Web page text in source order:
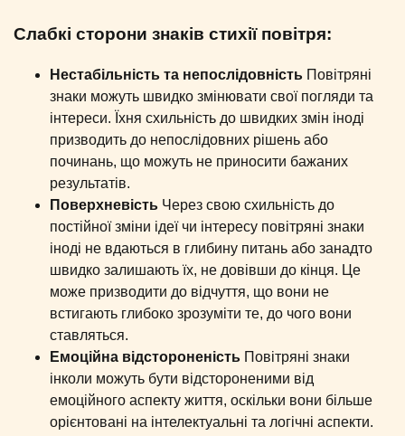
Слабкі сторони знаків стихії повітря:
Нестабільність та непослідовність Повітряні
знаки можуть швидко змінювати свої погляди та
інтереси. Їхня схильність до швидких змін іноді
призводить до непослідовних рішень або
починань, що можуть не приносити бажаних
результатів.
Поверхневість Через свою схильність до
постійної зміни ідеї чи інтересу повітряні знаки
іноді не вдаються в глибину питань або занадто
швидко залишають їх, не довівши до кінця. Це
може призводити до відчуття, що вони не
встигають глибоко зрозуміти те, до чого вони
ставляться.
Емоційна відстороненість Повітряні знаки
інколи можуть бути відстороненими від
емоційного аспекту життя, оскільки вони більше
орієнтовані на інтелектуальні та логічні аспекти.